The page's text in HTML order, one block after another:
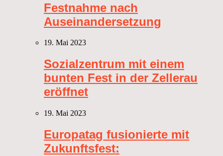
Festnahme nach
Auseinandersetzung
19. Mai 2023
Sozialzentrum mit einem
bunten Fest in der Zellerau
eröffnet
19. Mai 2023
Europatag fusionierte mit
Zukunftsfest: